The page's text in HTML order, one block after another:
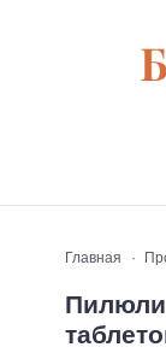
Главная
Пилюли